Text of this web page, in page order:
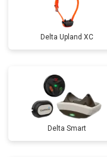
Delta Upland XC
Delta Smart